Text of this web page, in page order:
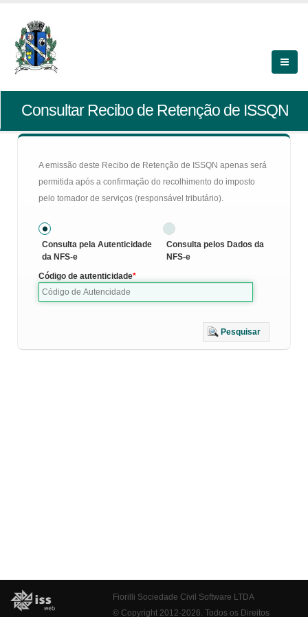
Consultar Recibo de Retenção de ISSQN
A emissão deste Recibo de Retenção de ISSQN apenas será
permitida após a confirmação do recolhimento do imposto
pelo tomador de serviços (responsável tributário).
Consulta pela Autenticidade
da NFS-e
Consulta pelos Dados da
NFS-e
Código de autenticidade
Pesquisar
Fiorilli Sociedade Civil Software LTDA
© Copyright 2012-2026. Todos os Direitos